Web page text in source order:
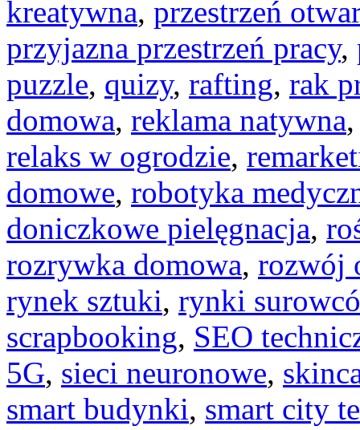
kreatywna, przestrzeń
przyjazna przestrzeń pracy,
puzzle, quizy, rafting, rak
domowa, reklama natywna
relaks w ogrodzie,
domowe, robotyka
doniczkowe pielęgnacja,
rozrywka domowa, rozwój
rynek sztuki, rynki
scrapbooking, SEO
5G, sieci neuronowe,
smart budynki, smart city